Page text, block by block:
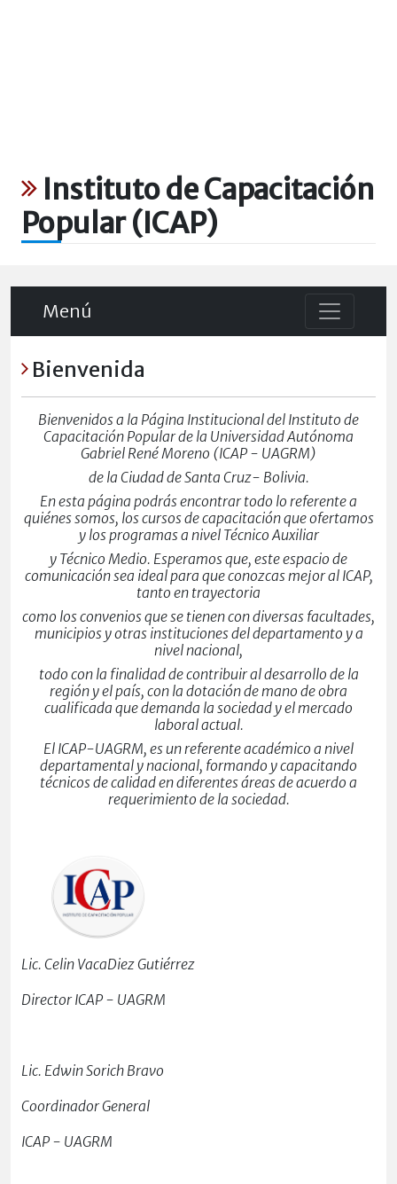
Instituto de Capacitación
Popular (ICAP)
Menú
Bienvenida
Bienvenidos a la Página Institucional del Instituto de
Capacitación Popular de la Universidad Autónoma
Gabriel René Moreno (ICAP - UAGRM)
de la Ciudad de Santa Cruz- Bolivia.
En esta página podrás encontrar todo lo referente a
quiénes somos, los cursos de capacitación que ofertamos
y los programas a nivel Técnico Auxiliar
y Técnico Medio. Esperamos que, este espacio de
comunicación sea ideal para que conozcas mejor al ICAP,
tanto en trayectoria
como los convenios que se tienen con diversas facultades,
municipios y otras instituciones del departamento y a
nivel nacional,
todo con la finalidad de contribuir al desarrollo de la
región y el país, con la dotación de mano de obra
cualificada que demanda la sociedad y el mercado
laboral actual.
El ICAP-UAGRM, es un referente académico a nivel
departamental y nacional, formando y capacitando
técnicos de calidad en diferentes áreas de acuerdo a
requerimiento de la sociedad.
Lic. Celin VacaDiez Gutiérrez
DirectorICAP - UAGRM
Lic. Edwin Sorich Bravo
Coordinador General
ICAP - UAGRM